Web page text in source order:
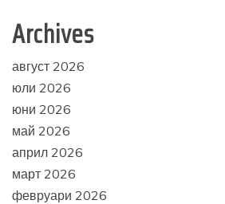
Archives
август 2026
юли 2026
юни 2026
май 2026
април 2026
март 2026
февруари 2026